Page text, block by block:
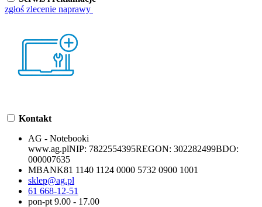
zgłoś zlecenie naprawy
Kontakt
AG - Notebooki
www.ag.plNIP: 7822554395REGON: 302282499BDO:
000007635
MBANK81 1140 1124 0000 5732 0900 1001
sklep@ag.pl
61 668-12-51
pon-pt 9.00 - 17.00